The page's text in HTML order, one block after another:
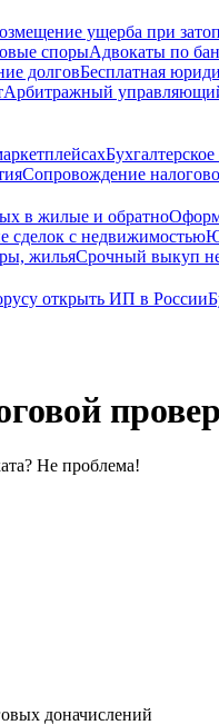
ущерба при
спорыАдвокаты по
долговБесплатная
Арбитражный
Сопровождение
в жилые и обратно
сделок с недвижимостью
жильяСрочный выкуп
открыть ИП в России
Не проблема!
доначислений